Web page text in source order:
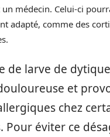
médecin. Celui-ci
adapté, comme des
de larve de
et
chez
Pour éviter ce